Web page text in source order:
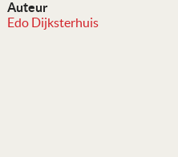
Auteur
Edo Dijksterhuis